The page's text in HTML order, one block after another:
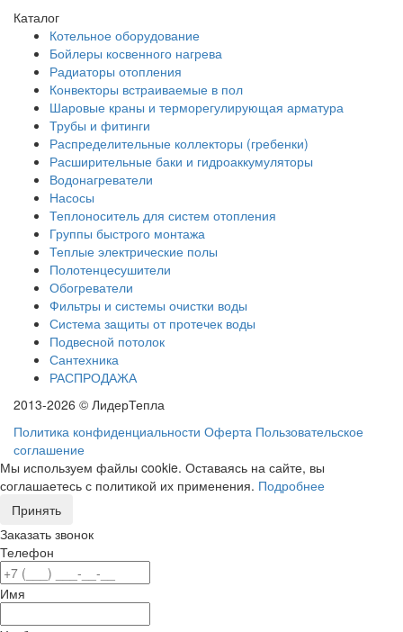
Каталог
Котельное оборудование
Бойлеры косвенного нагрева
Радиаторы отопления
Конвекторы встраиваемые в пол
Шаровые краны и терморегулирующая арматура
Трубы и фитинги
Распределительные коллекторы (гребенки)
Расширительные баки и гидроаккумуляторы
Водонагреватели
Насосы
Теплоноситель для систем отопления
Группы быстрого монтажа
Теплые электрические полы
Полотенцесушители
Обогреватели
Фильтры и системы очистки воды
Система защиты от протечек воды
Подвесной потолок
Сантехника
РАСПРОДАЖА
2013-2026 © ЛидерТепла
Политика конфиденциальности Оферта Пользовательское
соглашение
Мы используем файлы cookie. Оставаясь на сайте, вы
соглашаетесь с политикой их применения. Подробнее
Принять
Заказать звонок
Телефон
Имя